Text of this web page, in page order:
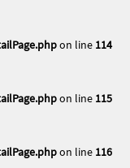
on line 114
on line 115
on line 116